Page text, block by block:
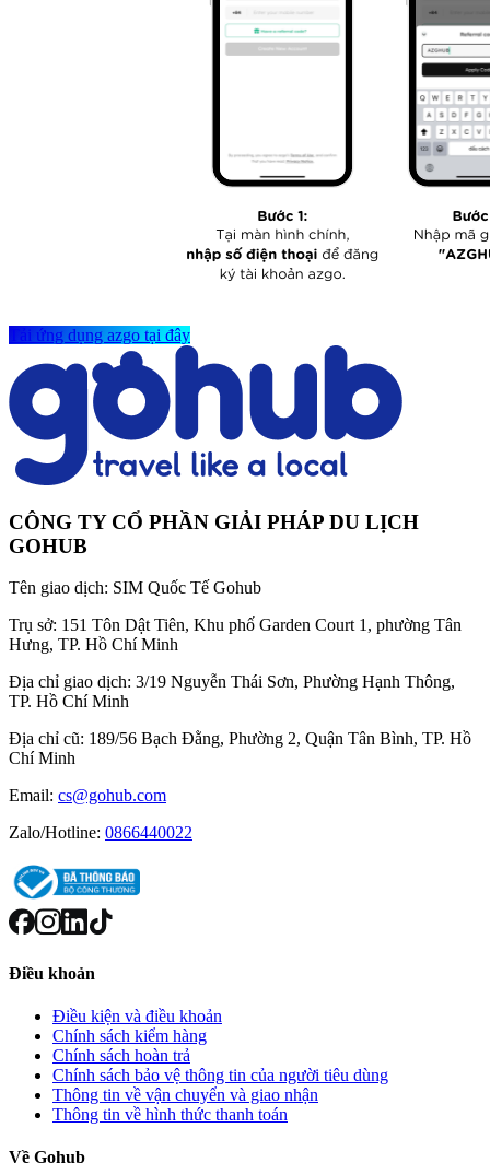
Tải ứng dụng azgo tại đây
CÔNG TY CỔ PHẦN GIẢI PHÁP DU LỊCH
GOHUB
Tên giao dịch: SIM Quốc Tế Gohub
Trụ sở: 151 Tôn Dật Tiên, Khu phố Garden Court 1, phường Tân
Hưng, TP. Hồ Chí Minh
Địa chỉ giao dịch: 3/19 Nguyễn Thái Sơn, Phường Hạnh Thông,
TP. Hồ Chí Minh
Địa chỉ cũ: 189/56 Bạch Đằng, Phường 2, Quận Tân Bình, TP. Hồ
Chí Minh
Email: cs@gohub.com
Zalo/Hotline: 0866440022
Điều khoản
Điều kiện và điều khoản
Chính sách kiểm hàng
Chính sách hoàn trả
Chính sách bảo vệ thông tin của người tiêu dùng
Thông tin về vận chuyển và giao nhận
Thông tin về hình thức thanh toán
Về Gohub